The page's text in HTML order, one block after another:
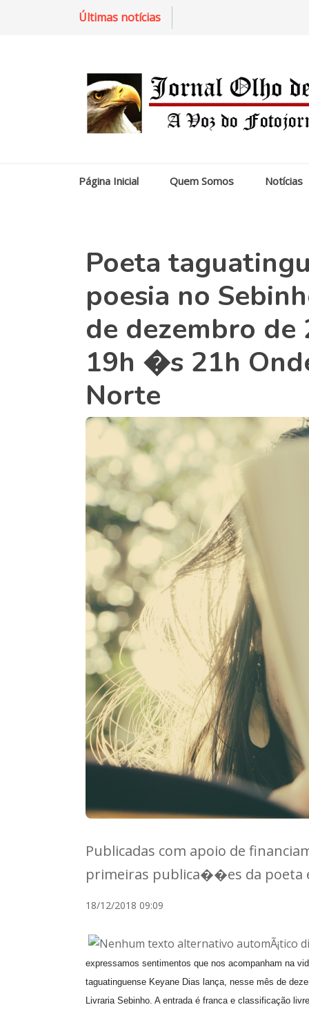
Últimas notícias
Página Inicial Quem Somos Notícias
Poeta
poesia no
de dezembro
19h �s 21h
Norte
Publicadas com apoio de
primeiras publica��es da poeta
18/12/2018 09:09
expressamos sentimentos que nos acompanham na
taguatinguense Keyane Dias lança, nesse mês de
Livraria Sebinho. A entrada é franca e classificação